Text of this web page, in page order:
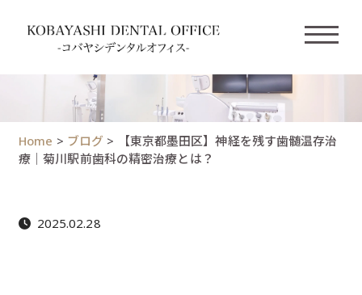
Home > ブログ >
【東京都墨田区】神経を残す歯髄温存治
療｜菊川駅前歯科の精密治療とは？
2025.02.28